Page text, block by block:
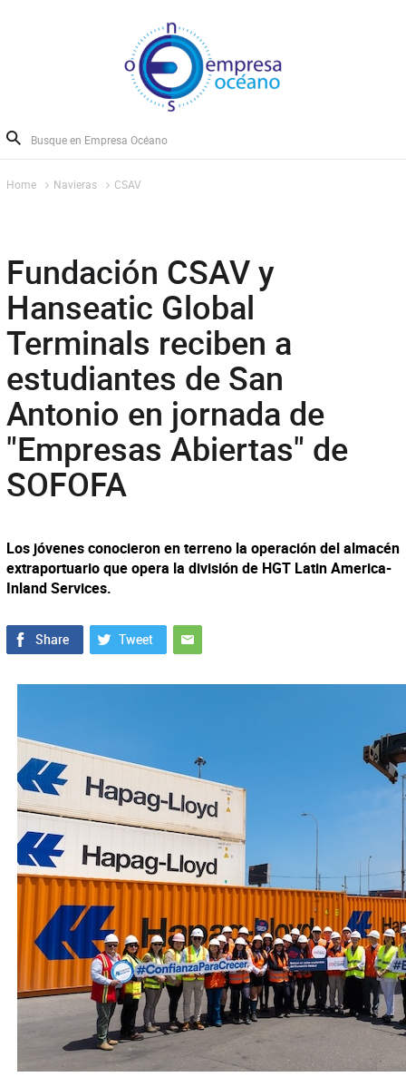
Home Navieras CSAV
Fundación CSAV y
Hanseatic Global
Terminals reciben a
estudiantes de San
Antonio en jornada de
"Empresas Abiertas" de
SOFOFA
Los jóvenes conocieron en terreno la operación del almacén
extraportuario que opera la división de HGT Latin America-
Inland Services.